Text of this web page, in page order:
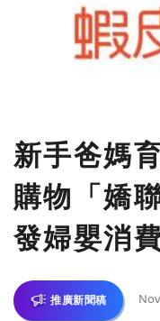
新手爸媽
購物「嬌
發婦嬰消
推廣新聞稿